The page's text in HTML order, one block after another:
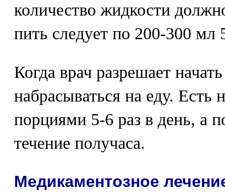
количество жидкости
пить следует по 200-300 мл
Когда врач разрешает
набрасываться на еду. Есть
порциями 5-6 раз в день, а
течение получаса.
Медикаментозное